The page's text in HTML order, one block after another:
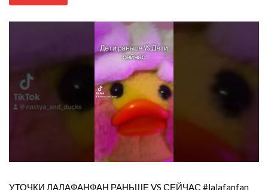
УТОЧКИ ЛАЛАФАНФАН РАНЬШЕ VS СЕЙЧАС #lalafanfan